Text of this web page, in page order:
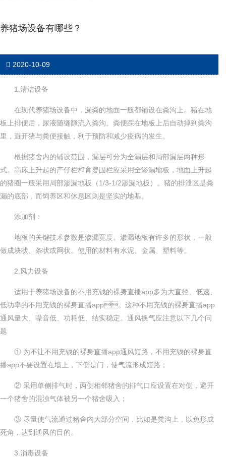
养猪场设备有哪些？
2020-10-09
1.清洁设备
在现代养猪场设备中，漏粪的地面一般都铺设在粪沟上。猪在地
板上排便后，尿液随缝隙流入粪沟。粪便踩在地板上后自动掉到粪沟
里，避开猪与粪便接触，利于预防和减少疫病的发生。
根据猪舍内的铺设范围，漏层可分为全漏层和局部漏层两种形
式。高床上升起的产仔栏和育婴围栏应采用全渗漏地板，地面上升起
的猪圈一般采用局部渗漏地板（1/3-1/2渗漏地板）。猪的排泄区是粪
漏的底部，而饲养区和休息区则是坚实的地基。
添加剂：
地板的关键技术参数是渗漏宽度。渗漏地板有许多的形状，一般
做成块状、条状或网状。使用的材料有水泥、金属、塑料等。
2.风力设备
适用于养猪场设备的不用充钱的裸身直播app多为大直径、低速、
低功率的不用充钱的裸身直播app。这种不用充钱的裸身直播app
通风量大、噪音低、功耗低、结实稳定。通风换气应注意以下几个问
题
① 为不让不用充钱的裸身直播app通风短路，不用充钱的裸身直
播app不要设置在墙上，下侧是门，使气流形成短路；
② 采用单侧排气时，两侧相邻猪舍的排气口应设置在对侧，避开
一个猪舍的混浊气体被另一个猪舍吸入；
③ 尽量使气流通过猪舍内大部分空间，比如是粪沟上，以免形成
死角，达到通风的目的。
3.消毒设备